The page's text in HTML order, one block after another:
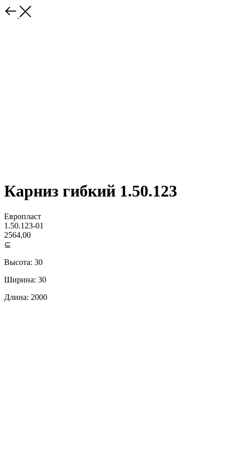
Карниз гибкий 1.50.123
Европласт
1.50.123-01
2564,00
⊆
Высота: 30
Ширина: 30
Длина: 2000